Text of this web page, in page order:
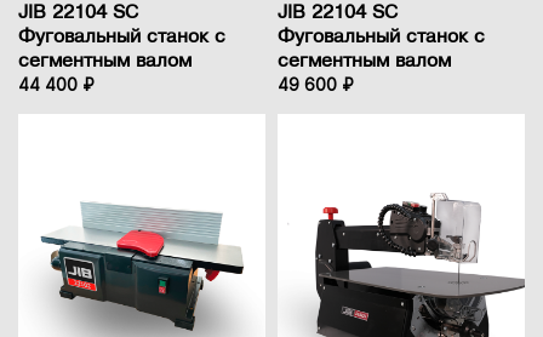
JIB 22104 SC
Фуговальный станок с
сегментным валом
44 400 ₽
JIB 22104 SC
Фуговальный станок с
сегментным валом
49 600 ₽